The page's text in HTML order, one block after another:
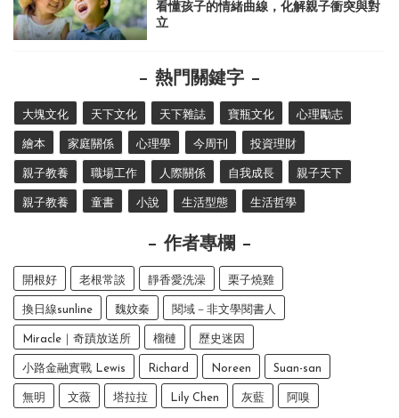
看懂孩子的情緒曲線，化解親子衝突與對
立
熱門關鍵字
大塊文化 天下文化 天下雜誌 寶瓶文化 心理勵志
繪本 家庭關係 心理學 今周刊 投資理財
親子教養 職場工作 人際關係 自我成長 親子天下
親子教養 童書 小說 生活型態 生活哲學
作者專欄
開根好 老根常談 靜香愛洗澡 栗子燒雞
換日線sunline 魏妏秦 閱域－非文學閱書人
Miracle｜奇蹟放送所 榴槤 歷史迷因
小路金融實戰 Lewis Richard Noreen Suan-san
無明 文薇 塔拉拉 Lily Chen 灰藍 阿嗅